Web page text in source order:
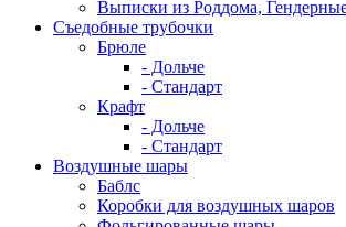
Выписки из Роддома,
Съедобные трубочки
Брюле
- Дольче
- Стандарт
Крафт
- Дольче
- Стандарт
Воздушные шары
Баблс
Коробки для воздушных шаров